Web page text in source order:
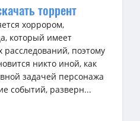
торрент
хоррором,
который имеет
поэтому
никто иной, как
задачей персонажа
событий, разверн...